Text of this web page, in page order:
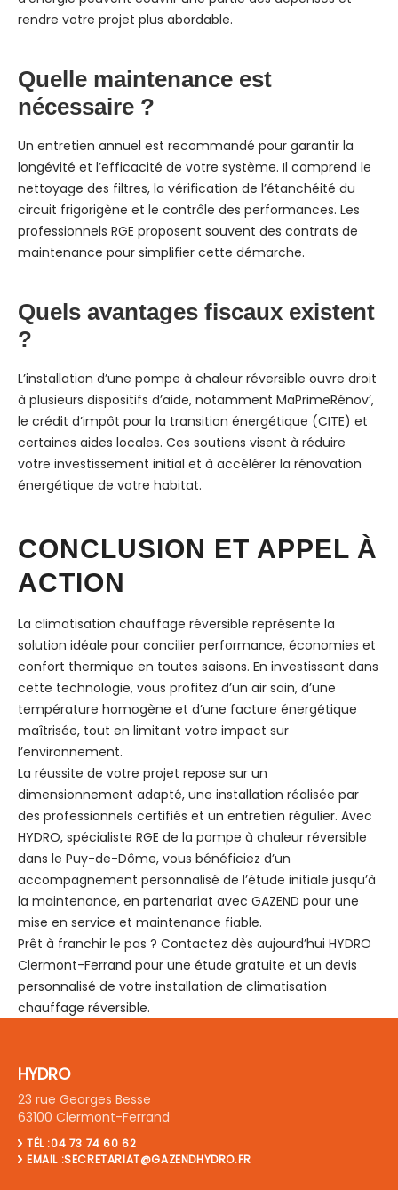
rendre votre projet plus abordable.
Quelle maintenance est
nécessaire ?
Un entretien annuel est recommandé pour garantir la
longévité et l’efficacité de votre système. Il comprend le
nettoyage des filtres, la vérification de l’étanchéité du
circuit frigorigène et le contrôle des performances. Les
professionnels RGE proposent souvent des contrats de
maintenance pour simplifier cette démarche.
Quels avantages fiscaux existent
?
L’installation d’une pompe à chaleur réversible ouvre droit
à plusieurs dispositifs d’aide, notamment MaPrimeRénov’,
le crédit d’impôt pour la transition énergétique (CITE) et
certaines aides locales. Ces soutiens visent à réduire
votre investissement initial et à accélérer la rénovation
énergétique de votre habitat.
CONCLUSION ET APPEL À
ACTION
La climatisation chauffage réversible représente la
solution idéale pour concilier performance, économies et
confort thermique en toutes saisons. En investissant dans
cette technologie, vous profitez d’un air sain, d’une
température homogène et d’une facture énergétique
maîtrisée, tout en limitant votre impact sur
l’environnement.
La réussite de votre projet repose sur un
dimensionnement adapté, une installation réalisée par
des professionnels certifiés et un entretien régulier. Avec
HYDRO, spécialiste RGE de la pompe à chaleur réversible
dans le Puy-de-Dôme, vous bénéficiez d’un
accompagnement personnalisé de l’étude initiale jusqu’à
la maintenance, en partenariat avec GAZEND pour une
mise en service et maintenance fiable.
Prêt à franchir le pas ? Contactez dès aujourd’hui HYDRO
Clermont-Ferrand pour une étude gratuite et un devis
personnalisé de votre installation de climatisation
chauffage réversible.
HYDRO
23 rue Georges Besse
63100 Clermont-Ferrand
TÉL :04 73 74 60 62
EMAIL :SECRETARIAT@GAZENDHYDRO.FR